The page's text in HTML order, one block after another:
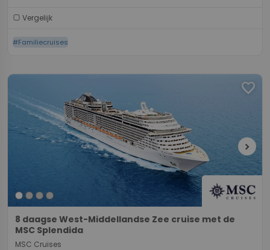
Vergelijk
#Familiecruises
favorite
chevron_right
8 daagse West-Middellandse Zee cruise met de
MSC Splendida
MSC Cruises